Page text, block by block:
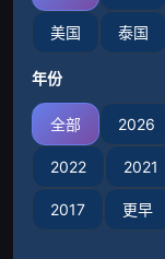
美国 泰国
年份
全部 2026
2022 2021
2017 更早